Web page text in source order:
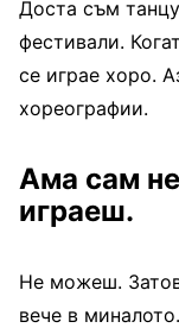
Доста съм
фестивали.
се играе хоро.
хореографии.
Ама сам
играеш.
Не можеш.
вече в